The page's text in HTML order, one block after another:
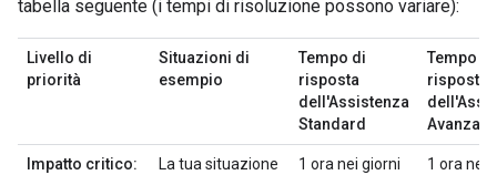
tabella seguente (i tempi di risoluzione possono variare):
Livello di
priorità
Situazioni di
esempio
Tempo di
risposta
dell'Assistenza
Standard
Tempo di
risposta
Avanzata
Impatto critico:
La tua situazione
1 ora nei giorni
1 ora nei